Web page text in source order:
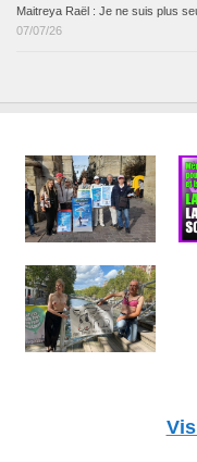
Maitreya Raël : Je ne suis plus
07/07/26